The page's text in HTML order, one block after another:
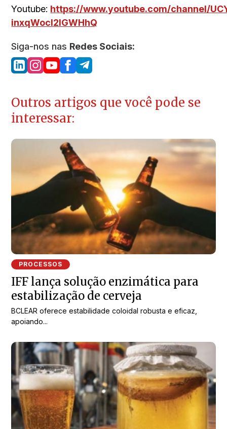
Youtube: https://www.youtube.com/channel/
inxqWocI2lGWHhQ
Siga-nos nas Redes Sociais:
Outros artigos que você pode se
interessar:
PROCESSOS
IFF lança solução enzimática para
estabilização de cerveja
BCLEAR oferece estabilidade coloidal robusta e eficaz,
apoiando...